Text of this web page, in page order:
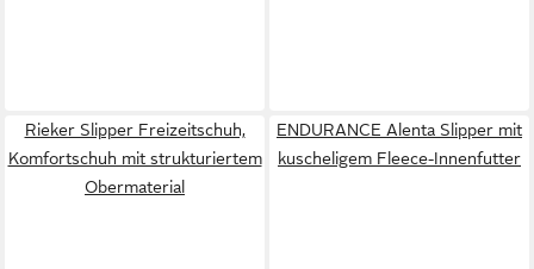
Rieker Slipper Freizeitschuh,
Komfortschuh mit strukturiertem
Obermaterial
ENDURANCE Alenta Slipper mit
kuscheligem Fleece-Innenfutter